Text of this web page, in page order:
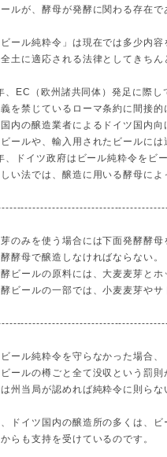
ルが、酵母が発酵に関わる存在
ール純粋令」は現在では多少内
全土に適応される法律としてきちん
、EC（欧州諸共同体）発足に際し
を禁じているローマ条約に間接的
国内の醸造業者によるドイツ国内
ールや、輸入用されたビールには
、ドイツ政府はビール純粋令をビ
い法では、醸造に用いる酵母によ
のみを使う場合には下面発酵酵
酵母で醸造しなければならない。
ビールの原料には、大麦麦芽と
ビールの一部では、小麦麦芽や
ール純粋令を守らなかった場合、
ールの樽ごと全て没収という罰則
州当局が認めれば純粋令に則らな
ドイツ国内の醸造所の多くは、ビ
らも支持を受けているのです。